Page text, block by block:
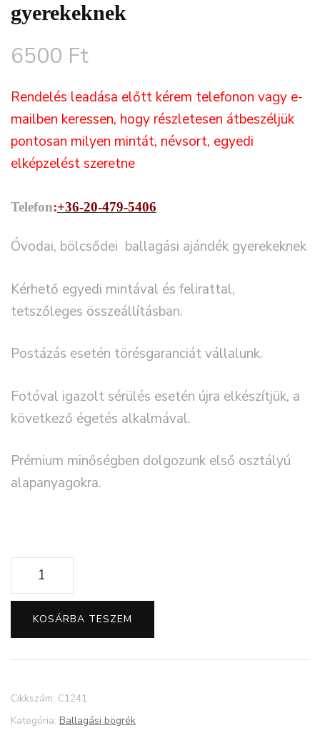
gyerekeknek
6500 Ft
Rendelés leadása előtt kérem telefonon vagy e-
mailben keressen, hogy részletesen átbeszéljük
pontosan milyen mintát, névsort, egyedi
elképzelést szeretne
Telefon:+36-20-479-5406
Óvodai, bölcsődei ballagási ajándék gyerekeknek
Kérhető egyedi mintával és felirattal,
tetszőleges összeállításban.
Postázás esetén törésgaranciát vállalunk.
Fotóval igazolt sérülés esetén újra elkészítjük, a
következő égetés alkalmával.
Prémium minőségben dolgozunk első osztályú
alapanyagokra.
Óvodai
ballagási
ajándék
gyerekeknek
mennyiség
KOSÁRBA TESZEM
Cikkszám: C1241
Kategória: Ballagási bögrék